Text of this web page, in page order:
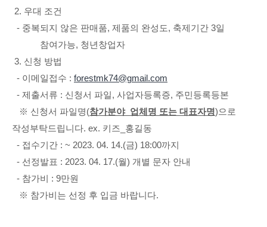
2. 우대 조건
- 중복되지 않은 판매품, 제품의 완성도, 축제기간 3일
참여가능, 청년창업자
3. 신청 방법
- 이메일접수 : forestmk74@gmail.com
- 제출서류 : 신청서 파일, 사업자등록증, 주민등록등본
※ 신청서 파일명(참가분야_ 업체명 또는 대표자명)으로
작성부탁드립니다. ex. 키즈
홍길동
- 접수기간 : ~ 2023. 04. 14.(금) 18:00까지
- 선정발표 : 2023. 04. 17.(월) 개별 문자 안내
- 참가비 : 9만원
※ 참가비는 선정 후 입금 바랍니다.